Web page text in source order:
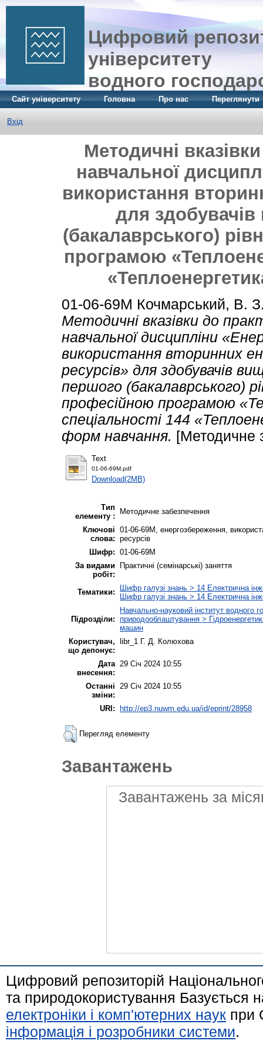
Цифровий
університету
водного
Сайт університету Головна Про нас Переглянути
Вхід
Методичні
навчальної
використання
для
(бакалаврського)
програмою
01-06-69М Кочмарський, В.
Методичні вказівки до
навчальної дисципліни
використання вторинних
ресурсів» для здобувачів
першого (бакалаврського)
професійною програмою
спеціальності 144
форм навчання. [Методичне
Text
01-06-69М.pdf
Download(2MB)
Тип
елементу :
Методичне забезпечення
Ключові
слова:
01-06-69М, енергозбереження,
ресурсів
Шифр: 01-06-69М
За видами
робіт:
Практичні (семінарські) заняття
Тематики:
Шифр галузі знань > 14 Електрична
Шифр галузі знань > 14 Електрична
Підрозділи:
Навчально-науковий інститут водного
природооблаштування >
машин
Користувач,
що депонує:
libr_1 Г. Д. Колюхова
Дата
внесення:
29 Січ 2024 10:55
Останні
зміни:
29 Січ 2024 10:55
URI: http://ep3.nuwm.edu.ua/id/eprint/28958
Перегляд елементу
Завантажень
Завантажень за
Цифровий репозиторій
та природокористування Базується
електроніки і комп'ютерних наук при
інформація і розробники системи.